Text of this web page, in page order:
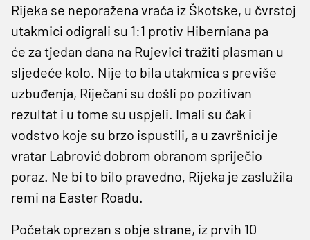
Rijeka se neporažena vraća iz Škotske, u čvrstoj
utakmici odigrali su 1:1 protiv Hiberniana pa
će za tjedan dana na Rujevici tražiti plasman u
sljedeće kolo. Nije to bila utakmica s previše
uzbuđenja, Riječani su došli po pozitivan
rezultat i u tome su uspjeli. Imali su čak i
vodstvo koje su brzo ispustili, a u završnici je
vratar Labrović dobrom obranom spriječio
poraz. Ne bi to bilo pravedno, Rijeka je zaslužila
remi na Easter Roadu.
Početak oprezan s obje strane, iz prvih 10